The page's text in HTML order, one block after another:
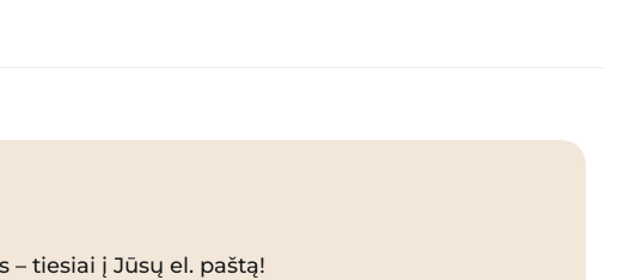
tiesiai į Jūsų el. paštą!